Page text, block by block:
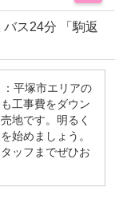
バス24分 「駒返
平塚市エリアの
工事費をダウン
地です。明るく
始めましょう。
ッフまでぜひお